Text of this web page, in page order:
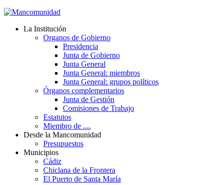
La Institución
Organos de Gobierno
Presidencia
Junta de Gobierno
Junta General
Junta General: miembros
Junta General: grupos políticos
Órganos complementarios
Junta de Gestión
Comisiones de Trabajo
Estatutos
Miembro de ....
Desde la Mancomunidad
Presupuestos
Municipios
Cádiz
Chiclana de la Frontera
El Puerto de Santa María